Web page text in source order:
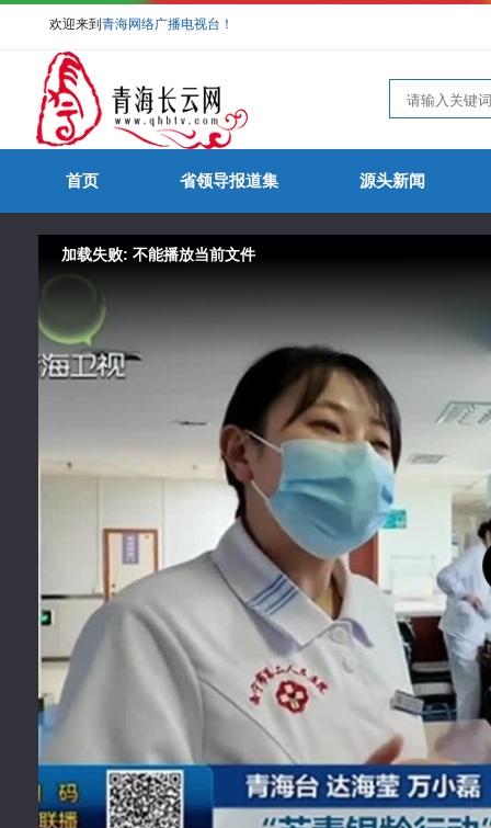
欢迎来到 青海网络广播电视台！
首页 省领导报道集 源头新闻
加载失败: 不能播放当前文件